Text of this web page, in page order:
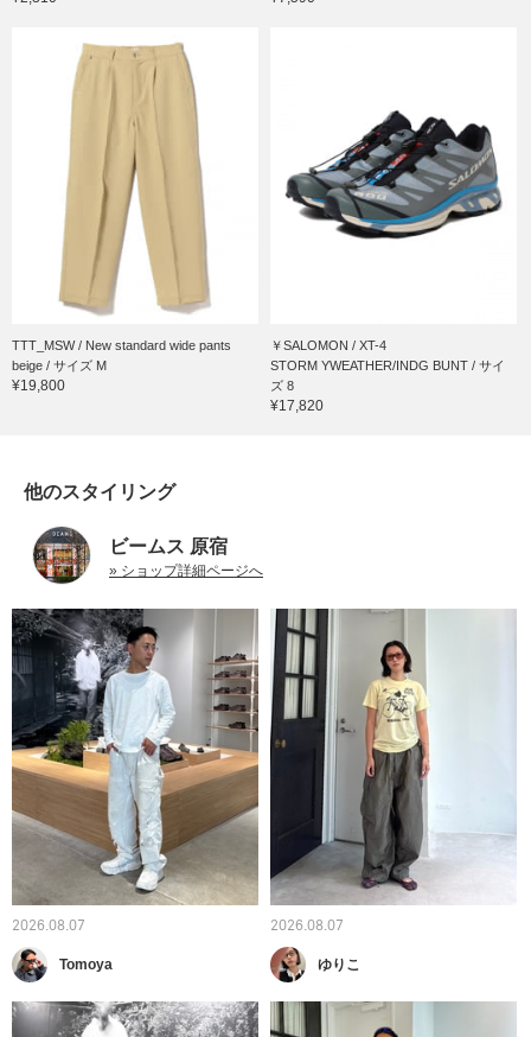
TTT_MSW / New standard wide pants
beige / サイズ M
¥19,800
￥SALOMON / XT-4
STORM YWEATHER/INDG BUNT / サイ
ズ 8
¥17,820
他のスタイリング
ビームス 原宿
» ショップ詳細ページへ
2026.08.07
Tomoya
2026.08.07
ゆりこ